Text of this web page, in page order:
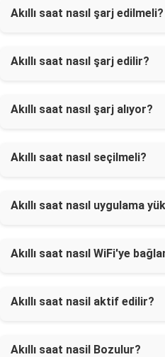
Akıllı saat nasıl şarj edilmeli?
Akıllı saat nasıl şarj edilir?
Akıllı saat nasıl şarj alıyor?
Akıllı saat nasıl seçilmeli?
Akıllı saat nasıl uygulama
Akıllı saat nasıl WiFi'ye
Akıllı saat nasil aktif edilir?
Akıllı saat nasil Bozulur?